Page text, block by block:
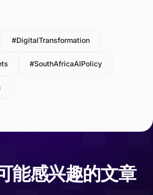
#DigitalTransformation
#SouthAfricaAIPolicy
能感兴趣的文章